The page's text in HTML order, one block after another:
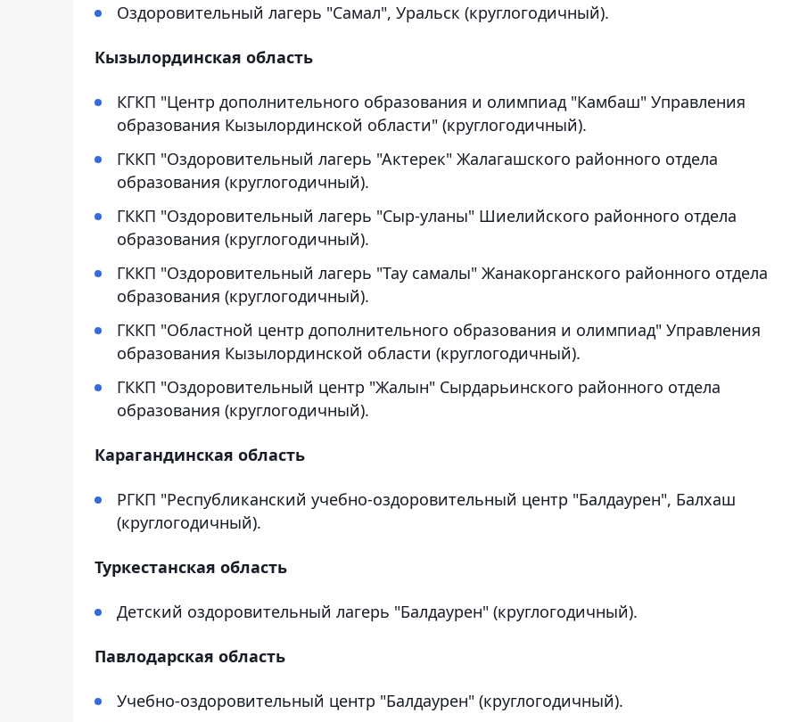
Оздоровительный лагерь "Самал", Уральск (круглогодичный).
Кызылординская область
КГКП "Центр дополнительного образования и олимпиад "Камбаш" Управления
образования Кызылординской области" (круглогодичный).
ГККП "Оздоровительный лагерь "Актерек" Жалагашского районного отдела
образования (круглогодичный).
ГККП "Оздоровительный лагерь "Сыр-уланы" Шиелийского районного отдела
образования (круглогодичный).
ГККП "Оздоровительный лагерь "Тау самалы" Жанакорганского районного отдела
образования (круглогодичный).
ГККП "Областной центр дополнительного образования и олимпиад" Управления
образования Кызылординской области (круглогодичный).
ГККП "Оздоровительный центр "Жалын" Сырдарьинского районного отдела
образования (круглогодичный).
Карагандинская область
РГКП "Республиканский учебно-оздоровительный центр "Балдаурен", Балхаш
(круглогодичный).
Туркестанская область
Детский оздоровительный лагерь "Балдаурен" (круглогодичный).
Павлодарская область
Учебно-оздоровительный центр "Балдаурен" (круглогодичный).